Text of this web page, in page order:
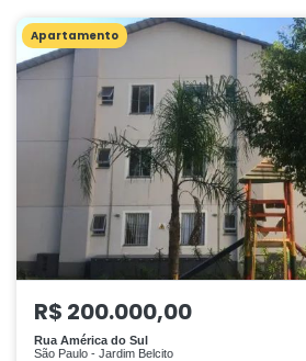
Apartamento
R$ 200.000,00
Rua América do Sul
São Paulo - Jardim Belcito